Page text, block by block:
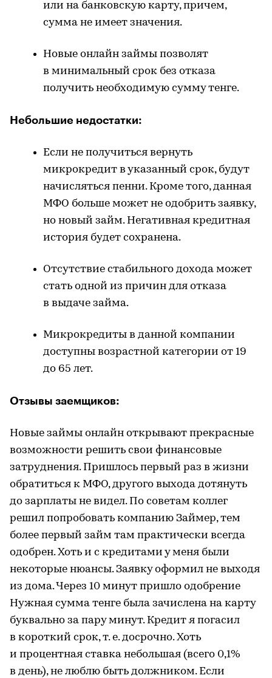
или на банковскую карту, причем,
сумма не имеет значения.
Новые онлайн займы позволят
в минимальный срок без отказа
получить необходимую сумму тенге.
Небольшие недостатки:
Если не получиться вернуть
микрокредит в указанный срок, будут
начисляться пенни. Кроме того, данная
МФО больше может не одобрить заявку,
но новый займ. Негативная кредитная
история будет сохранена.
Отсутствие стабильного дохода может
стать одной из причин для отказа
в выдаче займа.
Микрокредиты в данной компании
доступны возрастной категории от 19
до 65 лет.
Отзывы заемщиков:
Новые займы онлайн открывают прекрасные
возможности решить свои финансовые
затруднения. Пришлось первый раз в жизни
обратиться к МФО, другого выхода дотянуть
до зарплаты не видел. По советам коллег
решил попробовать компанию Займер, тем
более первый займ там практически всегда
одобрен. Хоть и с кредитами у меня были
некоторые нюансы. Заявку оформил не выходя
из дома. Через 10 минут пришло одобрение
Нужная сумма тенге была зачислена на карту
буквально за пару минут. Кредит я погасил
в короткий срок, т. е. досрочно. Хоть
и процентная ставка небольшая (всего 0,1%
в день), не люблю быть должником. Если